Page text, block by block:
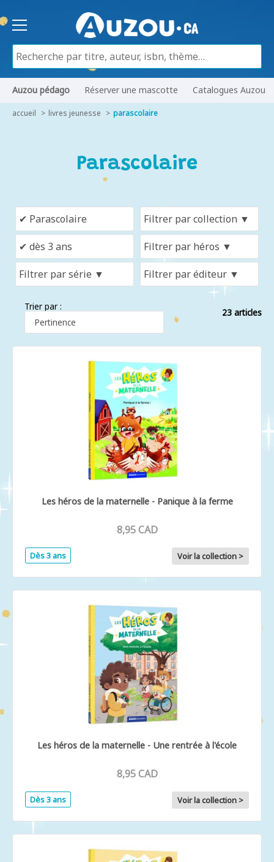
Auzou pédago Réserver une mascotte Catalogues Auzou
accueil livres jeunesse parascolaire
Parascolaire
Trier par :
23 articles
Les héros de la maternelle - Panique à la ferme
8,95 CAD
Dès 3 ans Voir la collection >
Les héros de la maternelle - Une rentrée à l'école
8,95 CAD
Dès 3 ans Voir la collection >